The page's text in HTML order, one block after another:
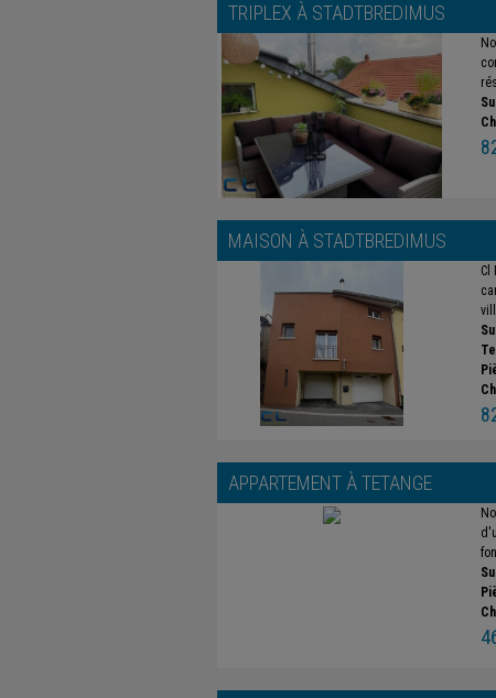
TRIPLEX À STADTBREDIMUS
MAISON À STADTBREDIMUS
Cl
APPARTEMENT ÀTETANGE